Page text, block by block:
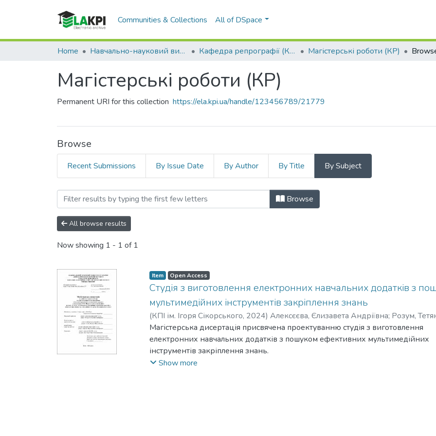
Communities & Collections All of DSpace
Home Навчально-науковий видавничо-полiграфiчний інститут (НН ВПІ) Кафедра репрографії (КР) Магістерські роботи (КР)
Магістерські роботи (КР)
Permanent URI for this collection https://ela.kpi.ua/handle/123456789/21779
Browse
Recent Submissions By Issue Date By Author By Title By Subject
Browsing Магістерські роботи (КР) by Subject
Browse
All browse results
Now showing 1 - 1 of 1
Item Open Access
Студія з виготовлення електронних навчальних додатків з
мультимедійних інструментів закріплення знань
(КПІ ім. Ігоря Сікорського, 2024) Алексєєва, Єлизавета Андріївна; Розум,
Магістерська дисертація присвячена проектуванню студія з виготовлення
електронних навчальних додатків з пошуком ефективних мультимедійних
інструментів закріплення знань.
Для вирішення поставленого завдання у роботі визначено ефективні
Show more